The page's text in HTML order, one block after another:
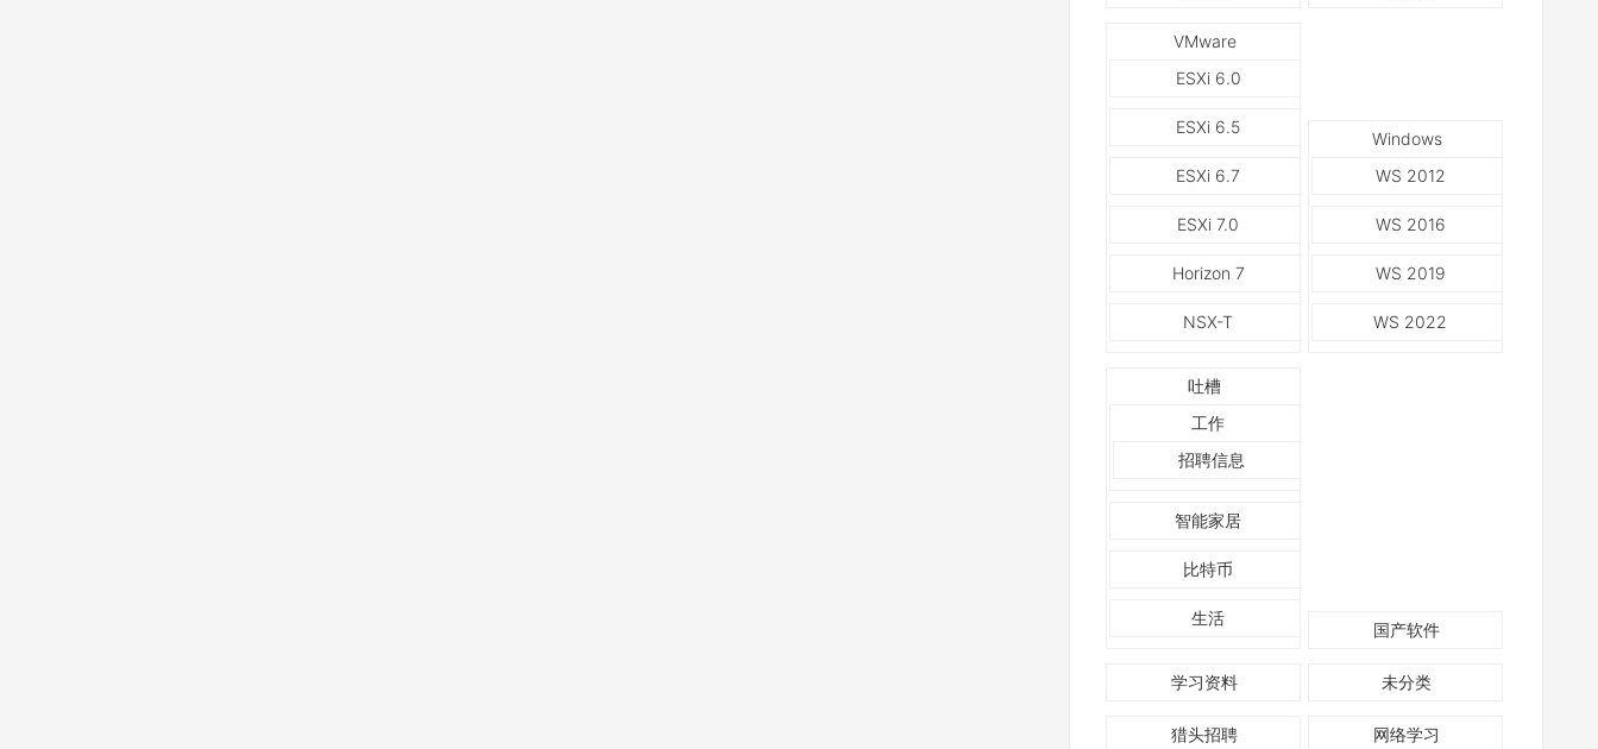
VMware
ESXi 6.0
ESXi 6.5
ESXi 6.7
ESXi 7.0
Horizon 7
NSX-T
Windows
WS 2012
WS 2016
WS 2019
WS 2022
吐槽
工作
招聘信息
智能家居
比特币
生活
国产软件
学习资料 未分类
猎头招聘 网络学习